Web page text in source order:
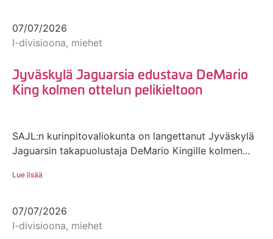
07/07/2026
I-divisioona, miehet
Jyväskylä Jaguarsia edustava DeMario
King kolmen ottelun pelikieltoon
SAJL:n kurinpitovaliokunta on langettanut Jyväskylä
Jaguarsin takapuolustaja DeMario Kingille kolmen...
Lue lisää
07/07/2026
I-divisioona, miehet